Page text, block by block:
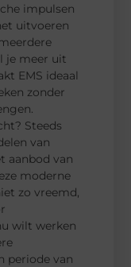
impulsen
uitvoeren
je meer uit
EMS ideaal
zonder
Steeds
van
aanbod van
moderne
zo vreemd,
wilt werken
periode van